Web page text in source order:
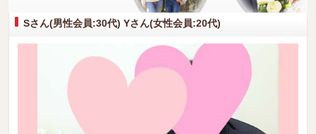
Sさん(男性会員:30代) Yさん(女性会員:20代)